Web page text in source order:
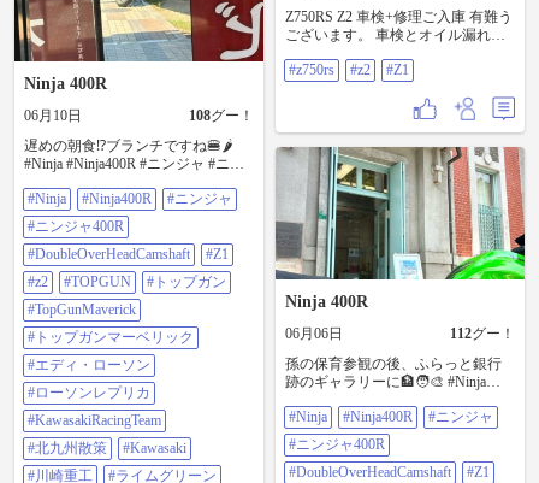
Z750RS Z2 車検+修理ご入庫 有難う
ございます。 車検とオイル漏れや
#z750rs #z2 #Z1
Ninja 400R
06月10日 108グー！
遅めの朝食⁉️ブランチですね🍔🌶️
#Ninja #Ninja400R #ニンジャ #ニン
#Z1 #z2 #TOPGUN #トップガン
#TopGunMaverick #トップガンマー
ベリック #エディ・ローソン #ロー
ソンレプリカ #KawasakiRacingTeam
#北九州散策 #Kawasaki #川崎重工 #
ライムグリーン
#Ninja #Ninja400R
#ニンジャ
#ニンジャ400R
#DoubleOverHeadCamshaft
#Z1
#z2
#TOPGUN
#トップガン
#TopGunMaverick
#トップガンマーベリック
#エディ・ローソン
#ローソンレプリカ
#KawasakiRacingTeam
#北九州散策
#Kawasaki
#川崎重工
#ライムグリーン
Ninja 400R
06月06日 112グー！
孫の保育参観の後、ふらっと銀行
跡のギャラリーに🏦🧑‍🎨 #Ninja
400R #DoubleOverHeadCamshaft #Z1
#z2 #TOPGUN #トップガン
#TopGunMaverick #トップガンマー
ベリック #エディ・ローソン #ロー
#Ninja #Ninja400R
#ニンジャ
#ニンジャ400R
#DoubleOverHeadCamshaft
#Z1